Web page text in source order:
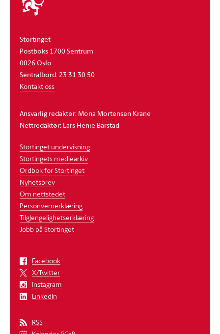
stortinget
Stortinget
Postboks 1700 Sentrum
0026 Oslo
Sentralbord: 23 31 30 50
Kontakt oss
Ansvarlig redaktør: Mona Mortensen Krane
Nettredaktør: Lars Henie Barstad
Stortinget undervisning
Stortingets mediearkiv
Ordbok for Stortinget
Nyhetsbrev
Om nettstedet
Personvernerklæring
Tilgjengelighetserklæring
Jobb på Stortinget
Facebook
X/Twitter
Instagram
LinkedIn
RSS